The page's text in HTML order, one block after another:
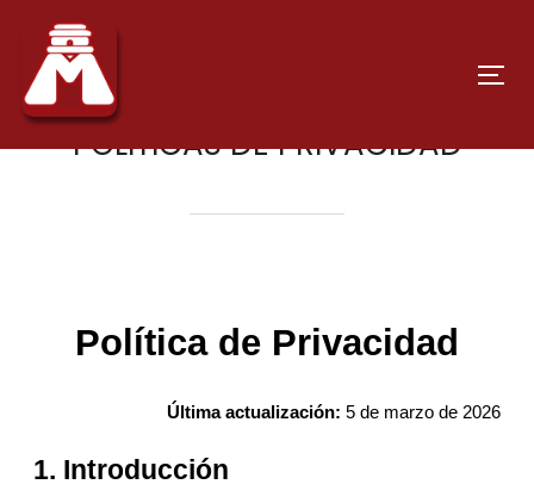
POLITICAS DE PRIVACIDAD
Política de Privacidad
Última actualización: 5 de marzo de 2026
1. Introducción